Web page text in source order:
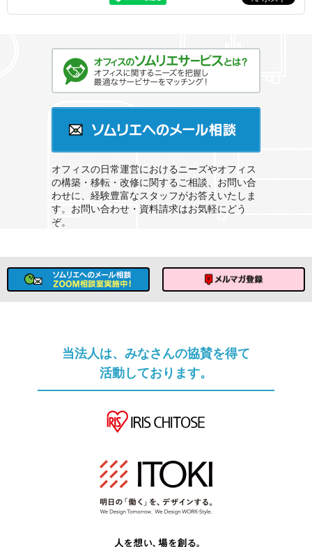
オフィスの日常運営におけるニーズやオフィス
の構築・移転・改修に関するご相談、お問い合
わせに、経験豊富なスタッフがお答えいたしま
す。お問い合わせ・資料請求はお気軽にどう
ぞ。
当法人は、みなさんの協賛を得て
活動しております。